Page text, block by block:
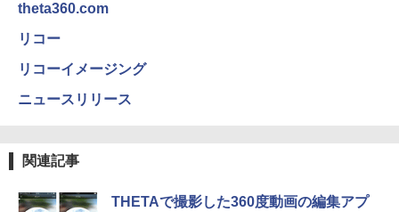
theta360.com
リコー
リコーイメージング
ニュースリリース
関連記事
THETAで撮影した360度動画の編集アプ